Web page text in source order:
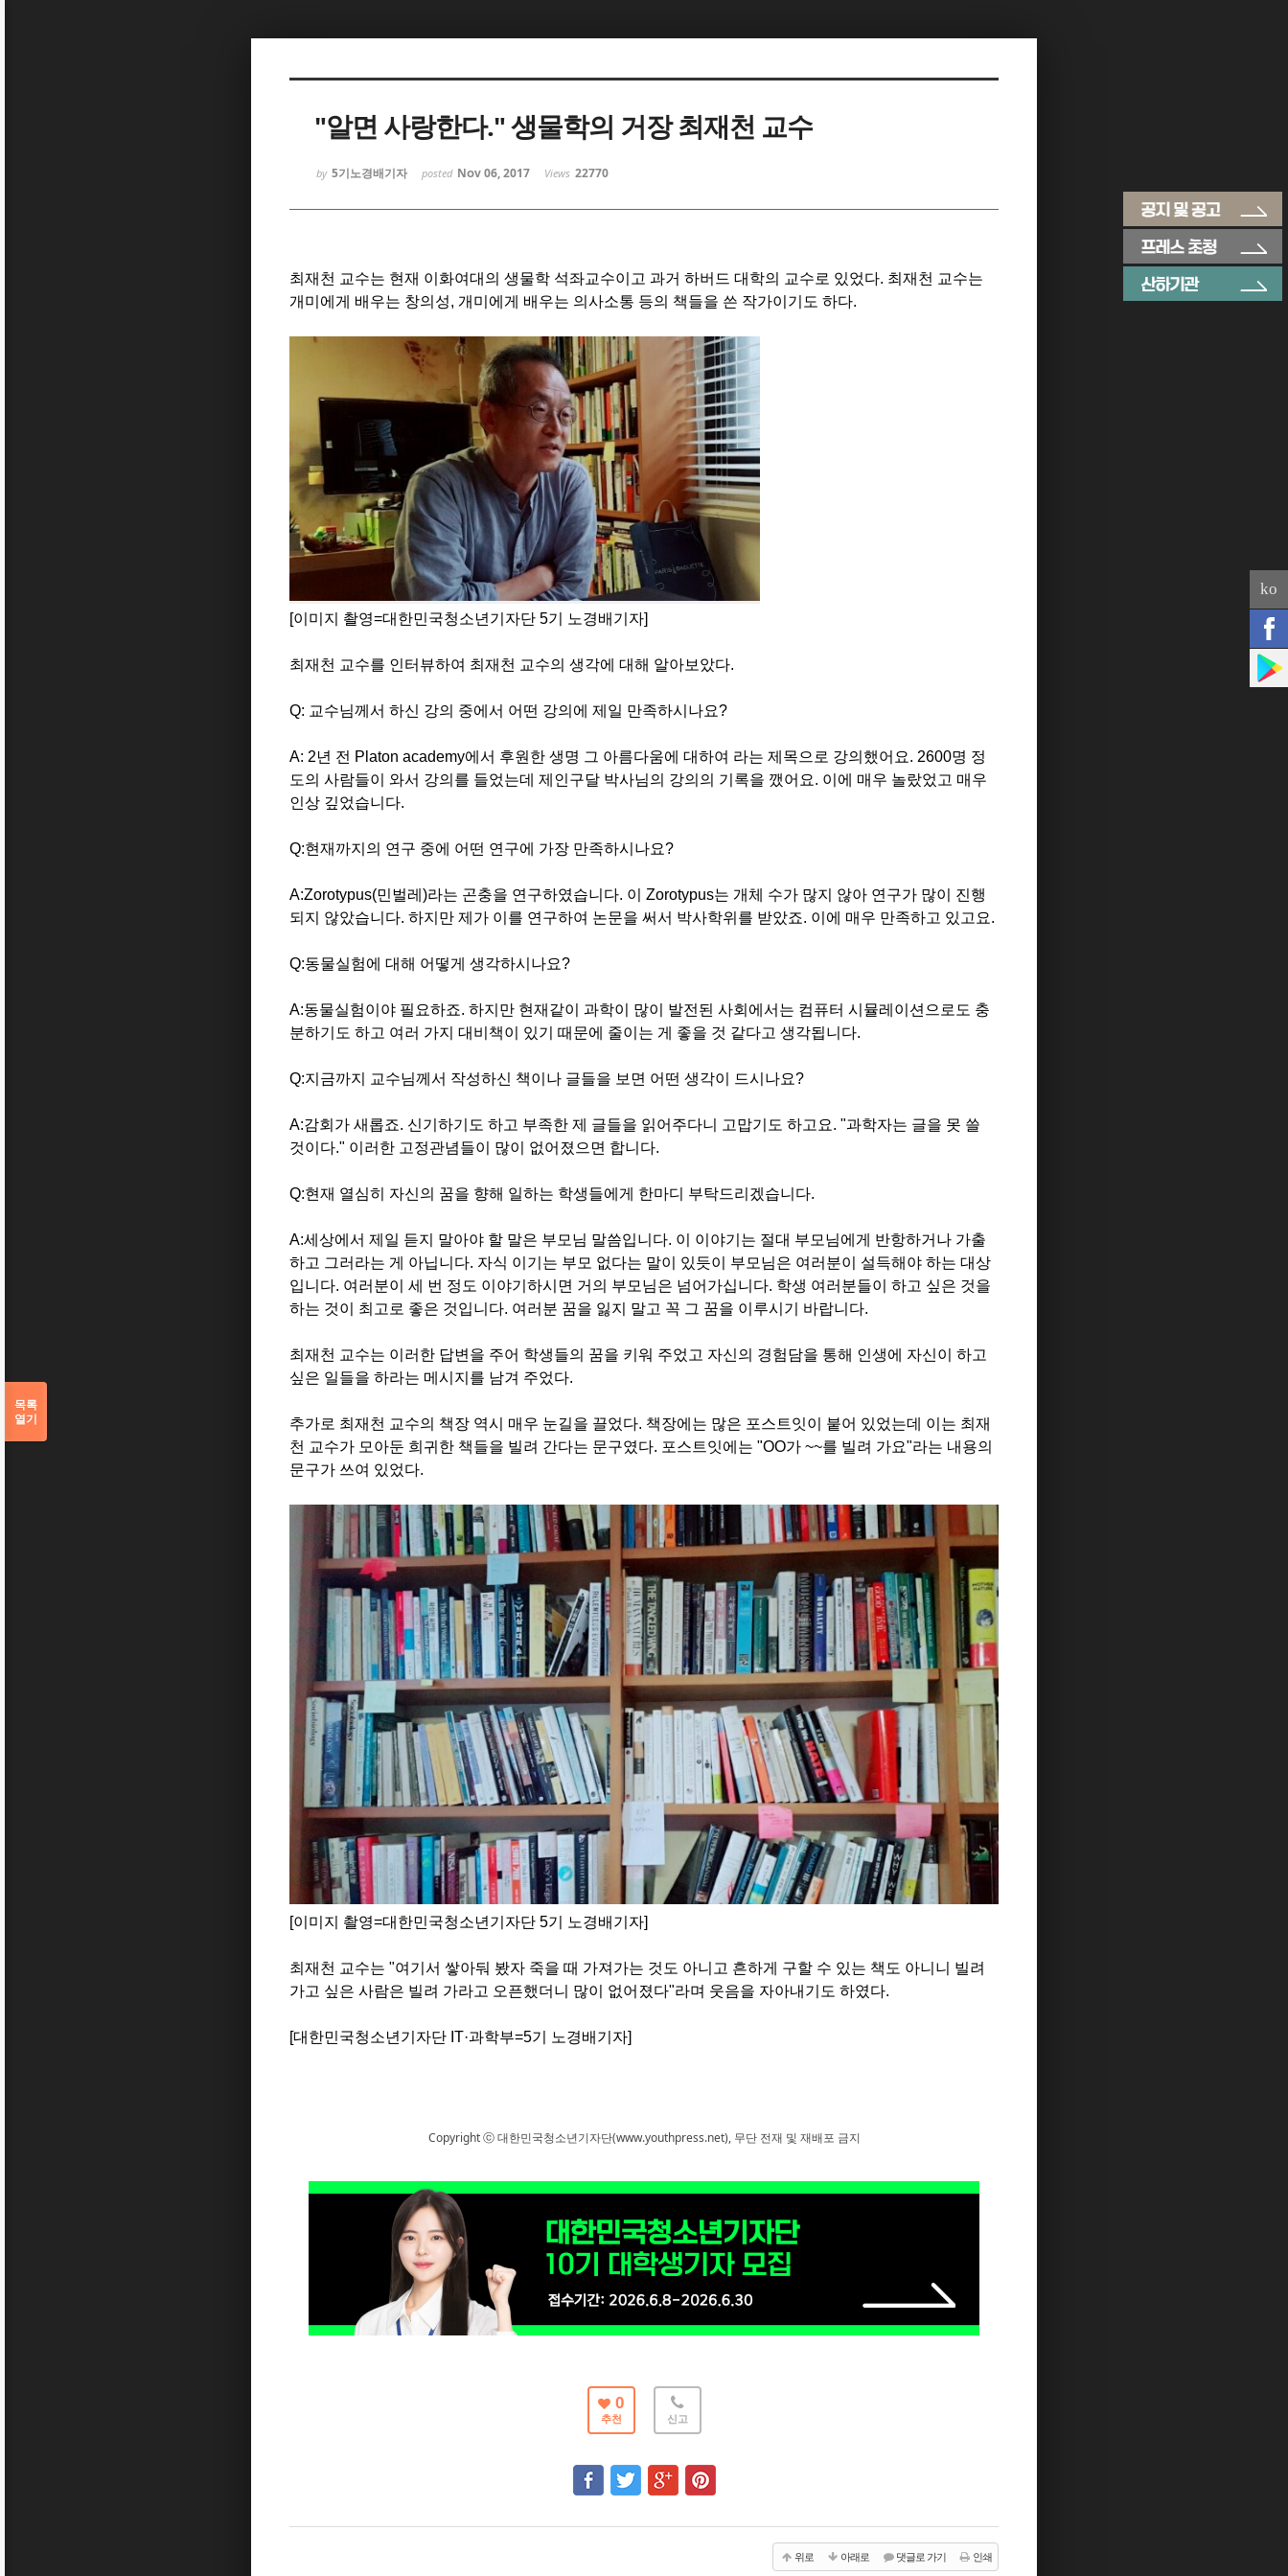
"알면 사랑한다." 생물학의 거장 최재천 교수
by 5기노경배기자 posted Nov 06, 2017 Views 22770
최재천 교수는 현재 이화여대의 생물학 석좌교수이고 과거 하버드 대학의 교수로 있었다. 최재천 교수는
개미에게 배우는 창의성, 개미에게 배우는 의사소통 등의 책들을 쓴 작가이기도 하다.
[이미지 촬영=대한민국청소년기자단 5기 노경배기자]
최재천 교수를 인터뷰하여 최재천 교수의 생각에 대해 알아보았다.
Q: 교수님께서 하신 강의 중에서 어떤 강의에 제일 만족하시나요?
A: 2년 전 P laton academy에서 후원한 생명 그 아름다움에 대하여 라는 제목으로 강의했어요. 2600명 정
도의 사람들이 와서 강의를 들었는데 제인구달 박사님의 강의의 기록을 깼어요. 이에 매우 놀랐었고 매우
인상 깊었습니다.
Q:현재까지의 연구 중에 어떤 연구에 가장 만족하시나요?
A:Zorotypus(민벌레 )라는 곤충을 연구하였습니다. 이 Zorotypus는 개체 수가 많지 않아 연구가 많이 진행
되지 않았습니다. 하지만 제가 이를 연구하여 논문을 써서 박사학위를 받았죠. 이에 매우 만족하고 있고요.
Q:동물실험에 대해 어떻게 생각하시나요?
A:동물실험이야 필요하죠. 하지만 현재같이 과학이 많이 발전된 사회에서는 컴퓨터 시뮬레이션으로도 충
분하기도 하고 여러 가지 대비책이 있기 때문에 줄이는 게 좋을 것 같다고 생각됩니다.
Q:지금까지 교수님께서 작성하신 책이나 글들을 보면 어떤 생각이 드시나요?
A:감회가 새롭죠. 신기하기도 하고 부족한 제 글들을 읽어주다니 고맙기도 하고요. "과학자는 글을 못 쓸
것이다." 이러한 고정관념들이 많이 없어졌으면 합니다.
Q:현재 열심히 자신의 꿈을 향해 일하는 학생들에게 한마디 부탁드리겠습니다.
A:세상에서 제일 듣지 말아야 할 말은 부모님 말씀입니다. 이 이야기는 절대 부모님에게 반항하거나 가출
하고 그러라는 게 아닙니다. 자식 이기는 부모 없다는 말이 있듯이 부모님은 여러분이 설득해야 하는 대상
입니다. 여러분이 세 번 정도 이야기하시면 거의 부모님은 넘어가십니다. 학생 여러분들이 하고 싶은 것을
하는 것이 최고로 좋은 것입니다. 여러분 꿈을 잃지 말고 꼭 그 꿈을 이루시기 바랍니다.
최재천 교수는 이러한 답변을 주어 학생들의 꿈을 키워 주었고 자신의 경험담을 통해 인생에 자신이 하고
싶은 일들을 하라는 메시지를 남겨 주었다.
추가로 최재천 교수의 책장 역시 매우 눈길을 끌었다. 책장에는 많은 포스트잇이 붙어 있었는데 이는 최재
천 교수가 모아둔 희귀한 책들을 빌려 간다는 문구였다. 포스트잇에는 "OO가 ~~를 빌려 가요"라는 내용의
문구가 쓰여 있었다.
[이미지 촬영=대한민국청소년기자단 5기 노경배기자]
최재천 교수는 "여기서 쌓아둬 봤자 죽을 때 가져가는 것도 아니고 흔하게 구할 수 있는 책도 아니니 빌려
가고 싶은 사람은 빌려 가라고 오픈했더니 많이 없어졌다"라며 웃음을 자아내기도 하였다.
[대한민국청소년기자단 IT·과학부=5기 노경배기자]
Copyright ⓒ 대한민국청소년기자단(www.youthpress.net), 무단 전재 및 재배포 금지
0
추천 신고
위로 아래로 댓글로 가기 인쇄
목록
열기
ko
Sketchbook5, 스케치북5
Sketchbook5, 스케치북5